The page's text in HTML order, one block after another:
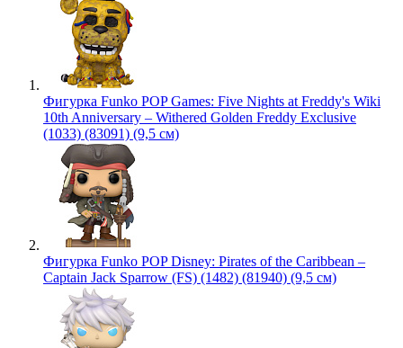
Фигурка Funko POP Games: Five Nights at Freddy's Wiki
10th Anniversary – Withered Golden Freddy Exclusive
(1033) (83091) (9,5 см)
Фигурка Funko POP Disney: Pirates of the Caribbean –
Captain Jack Sparrow (FS) (1482) (81940) (9,5 см)